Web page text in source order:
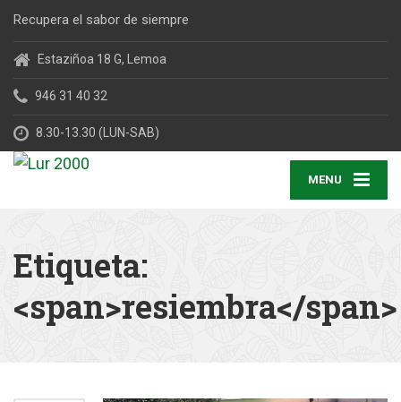
Recupera el sabor de siempre
Estaziñoa 18 G, Lemoa
946 31 40 32
8.30-13.30 (LUN-SAB)
MENU
Etiqueta:
<span>resiembra</span>